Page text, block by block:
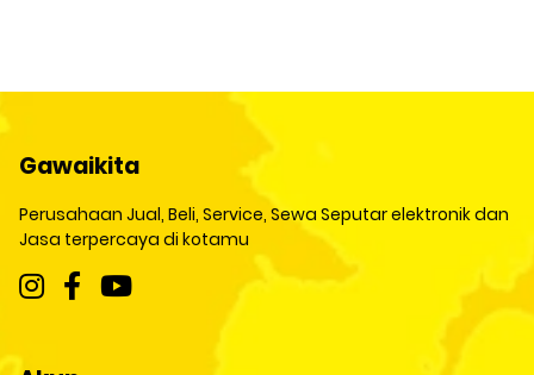
Gawaikita
Perusahaan Jual, Beli, Service, Sewa Seputar elektronik dan
Jasa terpercaya di kotamu